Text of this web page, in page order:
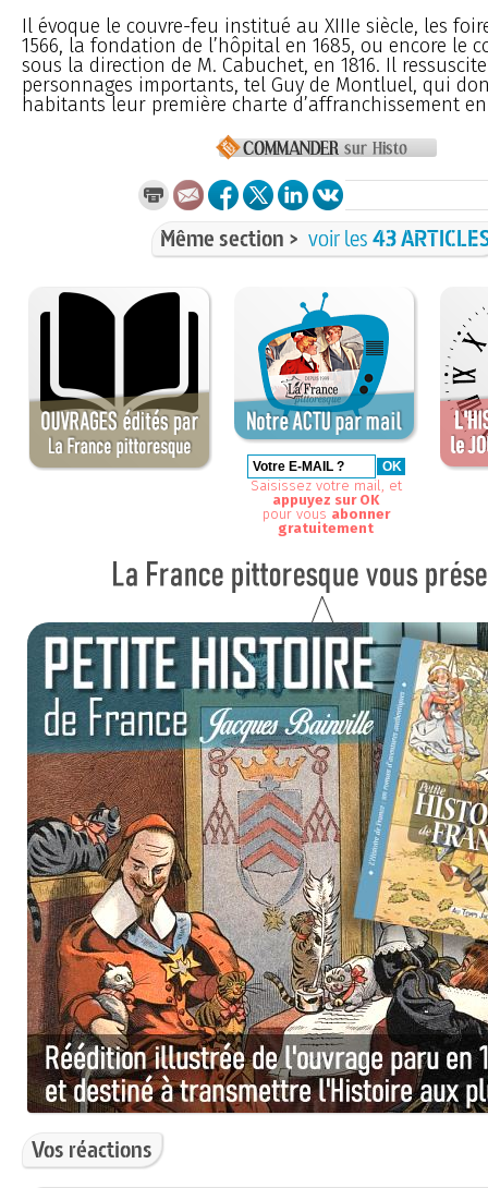
Il évoque le couvre-feu institué au XIIIe siècle, les
1566, la fondation de l’hôpital en 1685, ou encore le
sous la direction de M. Cabuchet, en 1816. Il
personnages importants, tel Guy de Montluel, qui
habitants leur première charte d’affranchissement en
Même section > voir les43
Saisissez votre mail, et
appuyez sur OK
pour vous abonner
gratuitement
Vos réactions